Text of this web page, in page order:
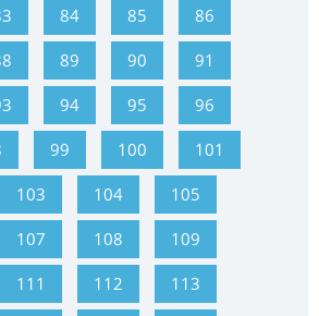
84 85 86
89 90 91
94 95 96
99 100 101
103 104 105
107 108 109
111 112 113